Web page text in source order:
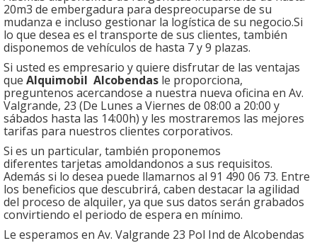
20m3 de embergadura para despreocuparse de su
mudanza e incluso gestionar la logística de su negocio.Si
lo que desea es el transporte de sus clientes, también
disponemos de vehículos de hasta 7 y 9 plazas.
Si usted es empresario y quiere disfrutar de las ventajas
que Alquimobil Alcobendas le proporciona,
preguntenos acercandose a nuestra nueva oficina en Av.
Valgrande, 23 (De Lunes a Viernes de 08:00 a 20:00 y
sábados hasta las 14:00h) y les mostraremos las mejores
tarifas para nuestros clientes corporativos.
Si es un particular, también proponemos
diferentes tarjetas amoldandonos a sus requisitos.
Además si lo desea puede llamarnos al 91 490 06 73. Entre
los beneficios que descubrirá, caben destacar la agilidad
del proceso de alquiler, ya que sus datos serán grabados
convirtiendo el periodo de espera en mínimo.
Le esperamos en Av. Valgrande 23 Pol Ind de Alcobendas